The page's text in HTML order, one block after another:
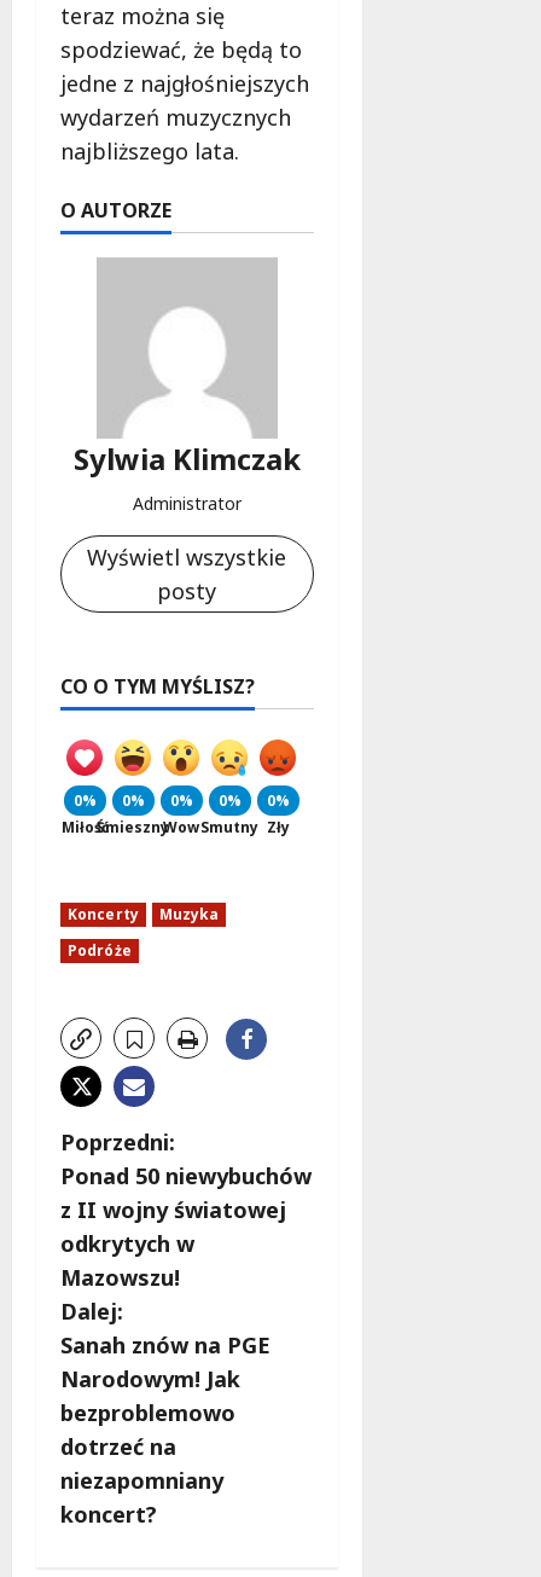
teraz można się
spodziewać, że będą to
jedne z najgłośniejszych
wydarzeń muzycznych
najbliższego lata.
O AUTORZE
Sylwia Klimczak
Administrator
Wyświetl wszystkie
posty
CO O TYM MYŚLISZ?
0%
Miłość
0%
Śmieszny
0%
Wow
0%
Smutny
0%
Zły
Koncerty
Muzyka
Podróże
Z
o
b
a
c
z
w
p
Poprzedni:
Ponad 50 niewybuchów
z II wojny światowej
odkrytych w
Mazowszu!
Dalej:
Sanah znów na PGE
Narodowym! Jak
bezproblemowo
dotrzeć na
niezapomniany
koncert?